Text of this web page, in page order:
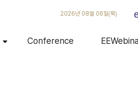
2026년 08월 06일(목)
Conference